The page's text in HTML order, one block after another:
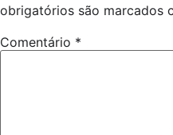
obrigatórios são marcados
Comentário *